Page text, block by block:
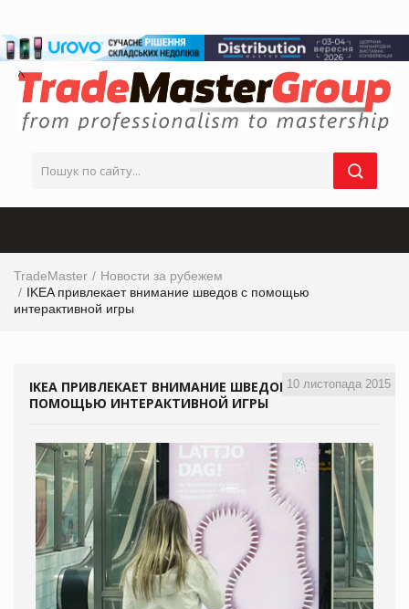
TradeMaster
Новости за рубежем
IKEA привлекает внимание шведов с помощью
интерактивной игры
10 листопада 2015
IKEA ПРИВЛЕКАЕТ ВНИМАНИЕ ШВЕДОВ С
ПОМОЩЬЮ ИНТЕРАКТИВНОЙ ИГРЫ